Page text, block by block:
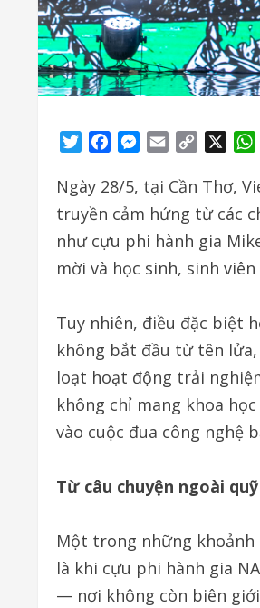
TwitterFacebookMessenger
Email
Copy
Ngày 28/5, tại Cần Thơ,
truyền cảm hứng từ các
như cựu phi hành gia
mời và học sinh, sinh
Tuy nhiên, điều đặc biệt
không bắt đầu từ tên
loạt hoạt động trải
không chỉ mang khoa
vào cuộc đua công nghệ
Từ câu chuyện ngoài
Một trong những khoảnh
là khi cựu phi hành gia
— nơi không còn biên